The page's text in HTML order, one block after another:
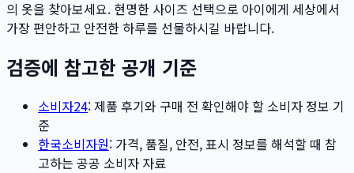
의 옷을 찾아보세요. 현명한 사이즈 선택으로 아이에게 세상에서
가장 편안하고 안전한 하루를 선물하시길 바랍니다.
검증에 참고한 공개 기준
소비자24: 제품 후기와 구매 전 확인해야 할 소비자 정보 기
준
한국소비자원: 가격, 품질, 안전, 표시 정보를 해석할 때 참
고하는 공공 소비자 자료